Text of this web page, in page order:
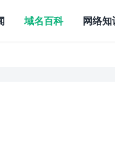
域名百科 网络知